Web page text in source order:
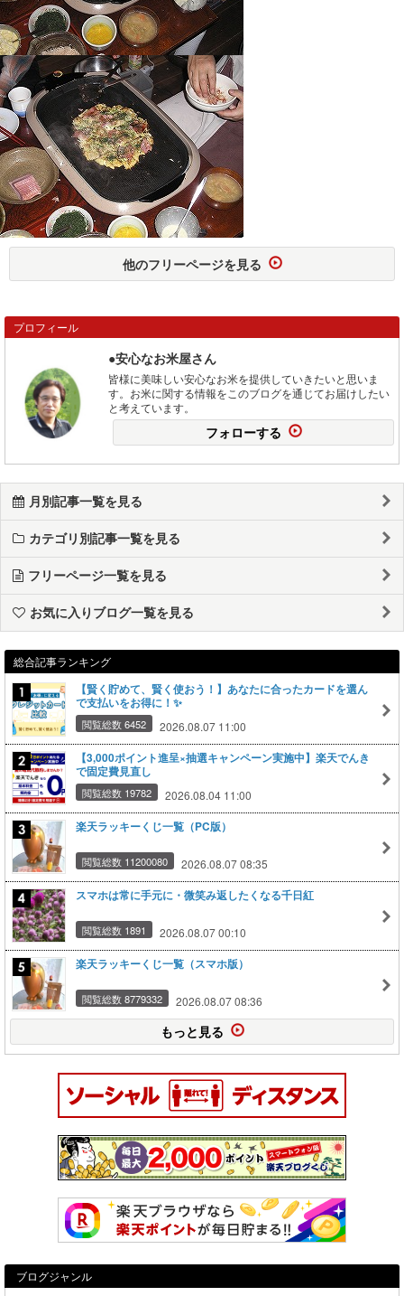
他のフリーページを見る
プロフィール
●安心なお米屋さん
皆様に美味しい安心なお米を提供していきたいと思いま
す。お米に関する情報をこのブログを通じてお届けしたい
と考えています。
フォローする
月別記事一覧を見る
カテゴリ別記事一覧を見る
フリーページ一覧を見る
お気に入りブログ一覧を見る
総合記事ランキング
【賢く貯めて、賢く使おう！】あなたに合ったカードを選ん
で支払いをお得に！✨
閲覧総数 6452 2026.08.07 11:00
【3,000ポイント進呈×抽選キャンペーン実施中】楽天でんき
で固定費見直し
閲覧総数 19782 2026.08.04 11:00
楽天ラッキーくじ一覧（PC版）
閲覧総数 11200080 2026.08.07 08:35
スマホは常に手元に・微笑み返したくなる千日紅
閲覧総数 1891 2026.08.07 00:10
楽天ラッキーくじ一覧（スマホ版）
閲覧総数 8779332 2026.08.07 08:36
もっと見る
ブログジャンル